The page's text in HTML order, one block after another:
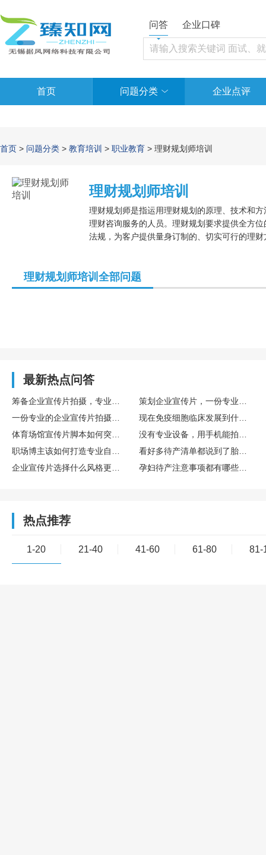
问答 企业口碑
首页 问题分类 企业点评
首页 > 问题分类 > 教育培训 > 职业教育 > 理财规划师培训
理财规划师培训
理财规划师是指运用理财规划的原理、技术和
理财咨询服务的人员。理财规划要求提供全方
法规，为客户提供量身订制的、切实可行的理
理财规划师培训全部问题
最新热点问答
热点推荐
1-20 21-40 41-60 61-80 81-